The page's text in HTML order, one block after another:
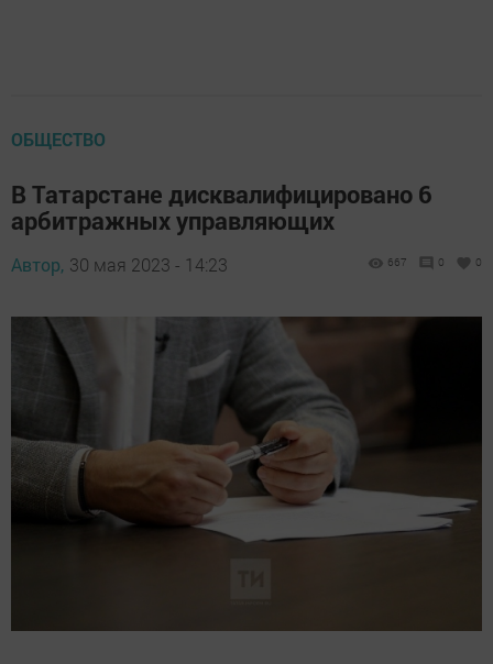
ОБЩЕСТВО
В Татарстане дисквалифицировано 6
арбитражных управляющих
Автор, 30 мая 2023 - 14:23 667 0 0